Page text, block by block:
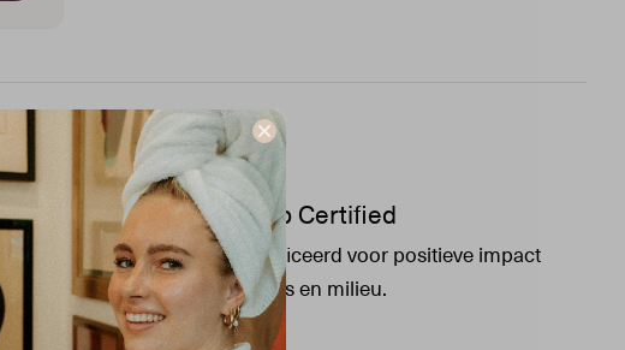
B Corp Certified
Gecertificeerd voor positieve impact
op mens en milieu.